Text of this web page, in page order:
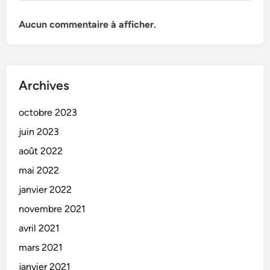
Aucun commentaire à afficher.
Archives
octobre 2023
juin 2023
août 2022
mai 2022
janvier 2022
novembre 2021
avril 2021
mars 2021
janvier 2021